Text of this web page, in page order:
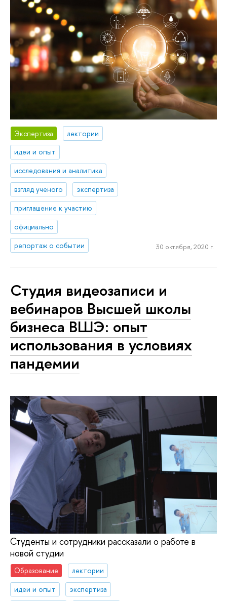
Экспертиза
лектории
идеи и опыт
исследования и аналитика
взгляд ученого
экспертиза
приглашение к участию
официально
репортаж о событии
30 октября, 2020 г.
Студия видеозаписи и
вебинаров Высшей школы
бизнеса ВШЭ: опыт
использования в условиях
пандемии
Студенты и сотрудники рассказали о работе в
новой студии
Образование
лектории
идеи и опыт
экспертиза